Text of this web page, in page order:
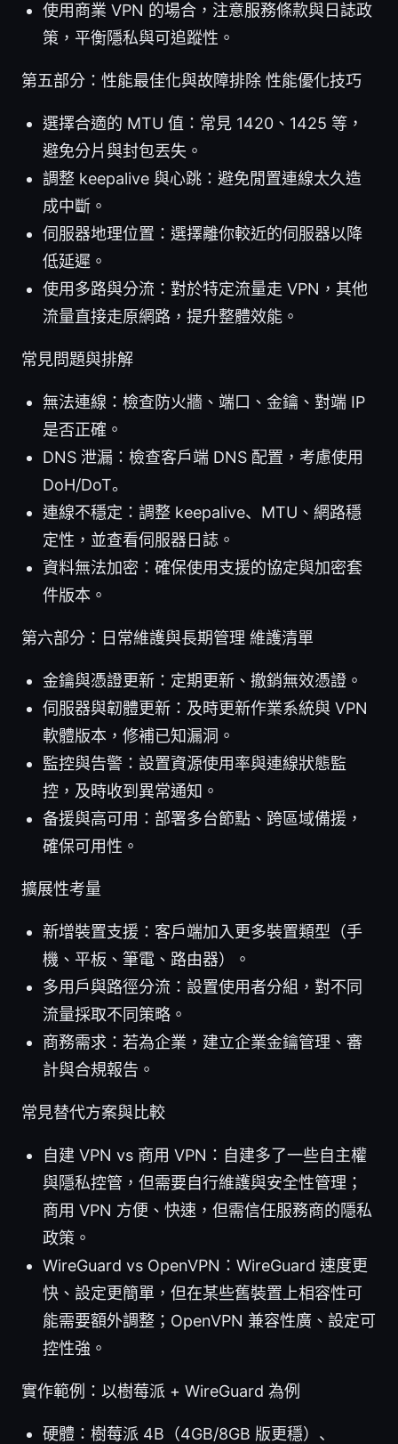
使用商業 VPN 的場合，注意服務條款與日誌政
策，平衡隱私與可追蹤性。
第五部分：性能最佳化與故障排除 性能優化技巧
選擇合適的 MTU 值：常見 1420、1425 等，
避免分片與封包丟失。
調整 keepalive 與心跳：避免閒置連線太久造
成中斷。
伺服器地理位置：選擇離你較近的伺服器以降
低延遲。
使用多路與分流：對於特定流量走 VPN，其他
流量直接走原網路，提升整體效能。
常見問題與排解
無法連線：檢查防火牆、端口、金鑰、對端 IP
是否正確。
DNS 泄漏：檢查客戶端 DNS 配置，考慮使用
DoH/DoT。
連線不穩定：調整 keepalive、MTU、網路穩
定性，並查看伺服器日誌。
資料無法加密：確保使用支援的協定與加密套
件版本。
第六部分：日常維護與長期管理 維護清單
金鑰與憑證更新：定期更新、撤銷無效憑證。
伺服器與韌體更新：及時更新作業系統與 VPN
軟體版本，修補已知漏洞。
監控與告警：設置資源使用率與連線狀態監
控，及時收到異常通知。
备援與高可用：部署多台節點、跨區域備援，
確保可用性。
擴展性考量
新增裝置支援：客戶端加入更多裝置類型（手
機、平板、筆電、路由器）。
多用戶與路徑分流：設置使用者分組，對不同
流量採取不同策略。
商務需求：若為企業，建立企業金鑰管理、審
計與合規報告。
常見替代方案與比較
自建 VPN vs 商用 VPN：自建多了一些自主權
與隱私控管，但需要自行維護與安全性管理；
商用 VPN 方便、快速，但需信任服務商的隱私
政策。
WireGuard vs OpenVPN：WireGuard 速度更
快、設定更簡單，但在某些舊裝置上相容性可
能需要額外調整；OpenVPN 兼容性廣、設定可
控性強。
實作範例：以樹莓派 + WireGuard 為例
硬體：樹莓派 4B（4GB/8GB 版更穩）、